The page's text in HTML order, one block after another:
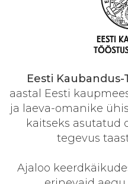
Eesti Kaubandus-
aastal Eesti
ja laeva-omanike
kaitseks asutatud
tegevus
Ajaloo